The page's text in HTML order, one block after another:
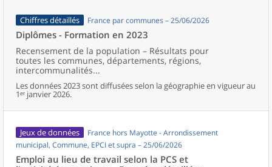
Chiffres détaillés France par communes – 25/06/2026
Diplômes - Formation en 2023
Recensement de la population – Résultats pour
toutes les communes, départements, régions,
intercommunalités...
Les données 2023 sont diffusées selon la géographie en vigueur au
1ᵉʳ janvier 2026.
Jeux de données
France hors Mayotte - Arrondissement
municipal, Commune, EPCI et supra – 25/06/2026
Emploi au lieu de travail selon la PCS et